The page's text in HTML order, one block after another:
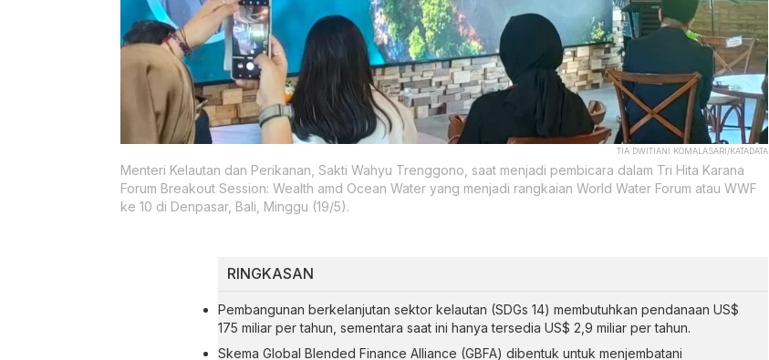
TIA DWITIANI KOMALASARI/KATADATA
Menteri Kelautan dan Perikanan, Sakti Wahyu Trenggono, saat menjadi pembicara dalam Tri Hita Karana
Forum Breakout Session: Wealth amd Ocean Water yang menjadi rangkaian World Water Forum atau WWF
ke 10 di Denpasar, Bali, Minggu (19/5).
RINGKASAN
Pembangunan berkelanjutan sektor kelautan (SDGs 14) membutuhkan pendanaan US$
175 miliar per tahun, sementara saat ini hanya tersedia US$ 2,9 miliar per tahun.
Skema Global Blended Finance Alliance (GBFA) dibentuk untuk menjembatani